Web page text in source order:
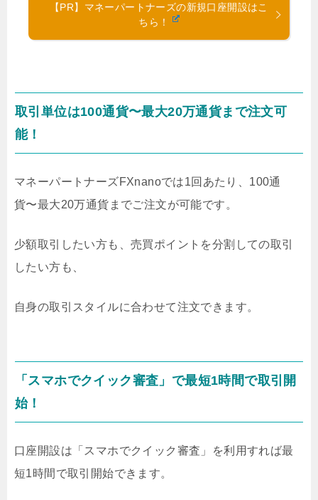
【PR】マネーパートナーズの新規口座開設はこ
ちら！
取引単位は100通貨〜最大20万通貨まで注文可
能！
マネーパートナーズFXnanoでは1回あたり、100通
貨〜最大20万通貨までご注文が可能です。
少額取引したい方も、売買ポイントを分割しての取引
したい方も、
自身の取引スタイルに合わせて注文できます。
「スマホでクイック審査」で最短1時間で取引開
始！
口座開設は「スマホでクイック審査」を利用すれば最
短1時間で取引開始できます。